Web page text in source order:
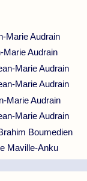
Marie Audrain
Marie Audrain
Marie Audrain
Marie Audrain
Marie Audrain
Marie Audrain
Boumedien
Maville-Anku